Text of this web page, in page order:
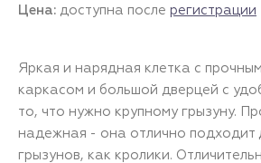
Цена: доступна после регистрации
Яркая и нарядная клетка с
каркасом и большой дверцей с
то, что нужно крупному грызуну.
надежная - она отлично подходит
грызунов, как кролики.